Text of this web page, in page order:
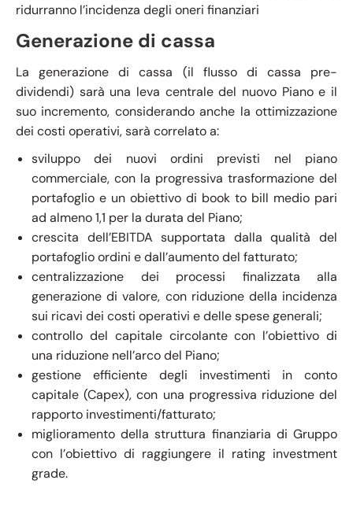
ridurranno l’incidenza degli oneri finanziari
Generazione di cassa
La generazione di cassa (il flusso di cassa pre-
dividendi) sarà una leva centrale del nuovo Piano e il
suo incremento, considerando anche la ottimizzazione
dei costi operativi, sarà correlato a:
sviluppo dei nuovi ordini previsti nel piano
commerciale, con la progressiva trasformazione del
portafoglio e un obiettivo di book to bill medio pari
ad almeno 1,1 per la durata del Piano;
crescita dell’EBITDA supportata dalla qualità del
portafoglio ordini e dall’aumento del fatturato;
centralizzazione dei processi finalizzata alla
generazione di valore, con riduzione della incidenza
sui ricavi dei costi operativi e delle spese generali;
controllo del capitale circolante con l’obiettivo di
una riduzione nell’arco del Piano;
gestione efficiente degli investimenti in conto
capitale (Capex), con una progressiva riduzione del
rapporto investimenti/fatturato;
miglioramento della struttura finanziaria di Gruppo
con l’obiettivo di raggiungere il rating investment
grade.